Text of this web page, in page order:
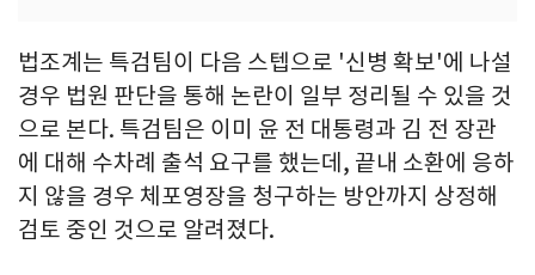
법조계는 특검팀이 다음 스텝으로 '신병 확보'에 나설
경우 법원 판단을 통해 논란이 일부 정리될 수 있을 것
으로 본다. 특검팀은 이미 윤 전 대통령과 김 전 장관
에 대해 수차례 출석 요구를 했는데, 끝내 소환에 응하
지 않을 경우 체포영장을 청구하는 방안까지 상정해
검토 중인 것으로 알려졌다.